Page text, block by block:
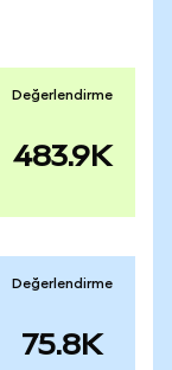
Değerlendirme
483.9K
Değerlendirme
75.8K